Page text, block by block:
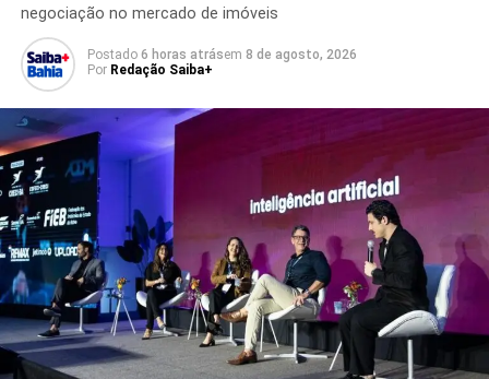
TÓPICOS RELACIONADOS
CORPO DE BOMBEIROS
CURTO-CIRCUITO
ESTRADA DAS BARREIRAS
INCÊNDIO EM SALVADOR
INCÊNDIO EM VEGETAÇÃO
MOTO INCENDIADA
OCORRÊNCIA EM SALVADOR
PREJUÍZO MATERIAL
SALVADOR HOJE
SEIS VEÍCULOS INCENDIADOS
PRÓXIMO
Passageiro denuncia problemas em ferry após
incidente
NÃO PERCA
Incêndio em ferry-boat é controlado durante
travessia na Bahia
negociação no mercado de imóveis
Postado 6 horas atrásem 8 de agosto, 2026
Por Redação Saiba+